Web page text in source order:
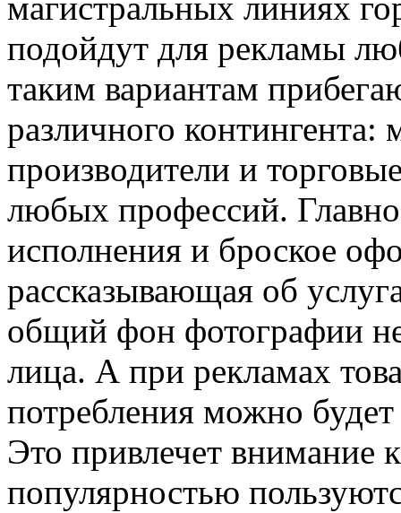
магистральных линиях
подойдут для рекламы
таким вариантам
различного
производители и
любых профессий.
исполнения и броское
рассказывающая об
общий фон фотографии не
лица. А при рекламах
потребления можно
Это привлечет
популярностью